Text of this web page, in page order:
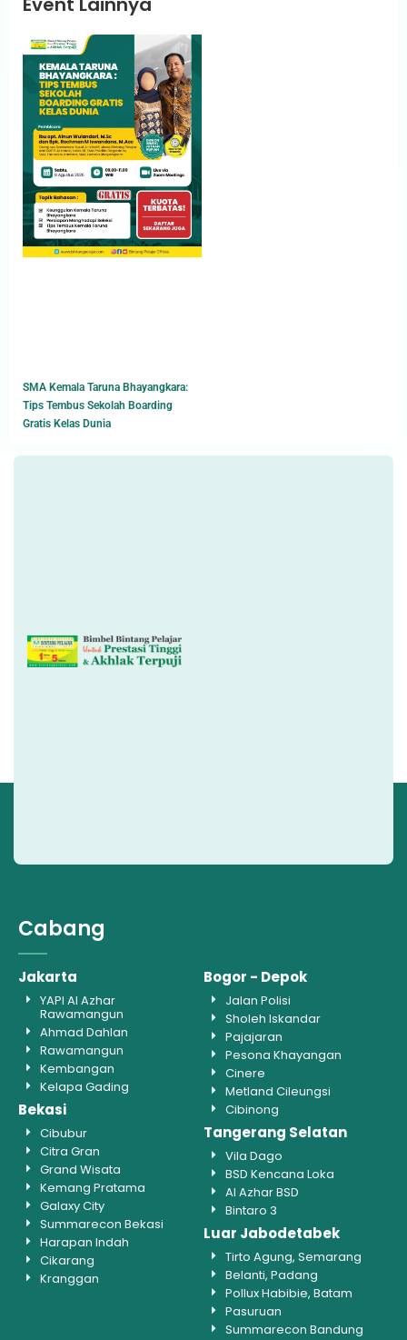
SMA Kemala Taruna Bhayangkara:
Tips Tembus Sekolah Boarding
Gratis Kelas Dunia
Cabang
Jakarta
YAPI Al Azhar
Rawamangun
Ahmad Dahlan
Rawamangun
Kembangan
Kelapa Gading
Bekasi
Cibubur
Citra Gran
Grand Wisata
Kemang Pratama
Galaxy City
Summarecon Bekasi
Harapan Indah
Cikarang
Kranggan
Bogor - Depok
Jalan Polisi
Sholeh Iskandar
Pajajaran
Pesona Khayangan
Cinere
Metland Cileungsi
Cibinong
Tangerang Selatan
Vila Dago
BSD Kencana Loka
Al Azhar BSD
Bintaro 3
Luar Jabodetabek
Tirto Agung, Semarang
Belanti, Padang
Pollux Habibie, Batam
Pasuruan
Summarecon Bandung